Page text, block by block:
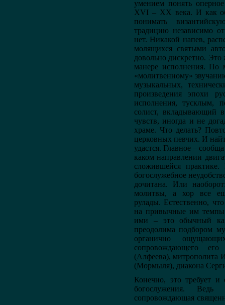
умением понять
XVI – XX века. И как
понимать
традицию независимо
нет. Никакой напев,
молящихся святыми
довольно дискретно. Это
манере исполнения. По
«молитвенному»
музыкальных,
произведения эпохи
исполнения, тусклым,
солист, вкладывающий
чувств, иногда и не
храме. Что делать?
церковных певчих. И
удастся. Главное –
каком направлении
сложившейся
богослужебное
дочитана. Или
молитвы, а хор все
рулады. Естественно,
на привычные им темпы
ими – это обычный
преодолима подбором
органично
сопровождающего
(Алфеева), митрополита
(Мормыля), диакона
Конечно, это требует и
богослужения.
сопровождающая